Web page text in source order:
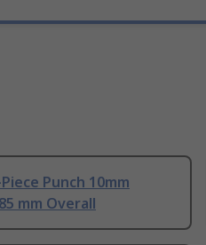
Punch 10mm
mm Overall